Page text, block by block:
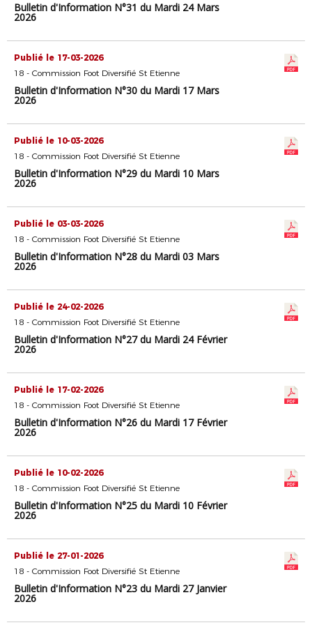
Bulletin d'Information N°31 du Mardi 24 Mars
2026
Publié le 17-03-2026
18 - Commission Foot Diversifié St Etienne
Bulletin d'Information N°30 du Mardi 17 Mars
2026
Publié le 10-03-2026
18 - Commission Foot Diversifié St Etienne
Bulletin d'Information N°29 du Mardi 10 Mars
2026
Publié le 03-03-2026
18 - Commission Foot Diversifié St Etienne
Bulletin d'Information N°28 du Mardi 03 Mars
2026
Publié le 24-02-2026
18 - Commission Foot Diversifié St Etienne
Bulletin d'Information N°27 du Mardi 24 Février
2026
Publié le 17-02-2026
18 - Commission Foot Diversifié St Etienne
Bulletin d'Information N°26 du Mardi 17 Février
2026
Publié le 10-02-2026
18 - Commission Foot Diversifié St Etienne
Bulletin d'Information N°25 du Mardi 10 Février
2026
Publié le 27-01-2026
18 - Commission Foot Diversifié St Etienne
Bulletin d'Information N°23 du Mardi 27 Janvier
2026